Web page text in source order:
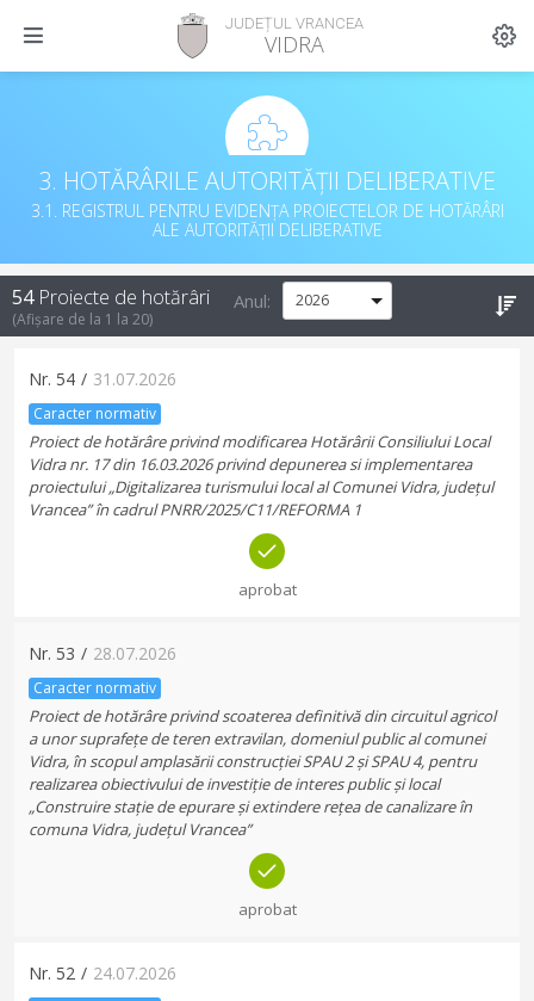
JUDEȚUL VRANCEA
VIDRA
3. HOTĂRÂRILE AUTORITĂȚII DELIBERATIVE
3.1. REGISTRUL PENTRU EVIDENȚA PROIECTELOR DE HOTĂRÂRI
ALE AUTORITĂȚII DELIBERATIVE
54 Proiecte de hotărâri
(Afișare de la 1 la 20)
Anul:
Nr. 54 / 31.07.2026
Caracter normativ
Proiect de hotărâre privind modificarea Hotărârii Consiliului Local
Vidra nr. 17 din 16.03.2026 privind depunerea si implementarea
proiectului „Digitalizarea turismului local al Comunei Vidra, județul
Vrancea” în cadrul PNRR/2025/C11/REFORMA 1
aprobat
Nr. 53 / 28.07.2026
Caracter normativ
Proiect de hotărâre privind scoaterea definitivă din circuitul agricol
a unor suprafețe de teren extravilan, domeniul public al comunei
Vidra, în scopul amplasării construcției SPAU 2 și SPAU 4, pentru
realizarea obiectivului de investiție de interes public și local
„Construire stație de epurare și extindere rețea de canalizare în
comuna Vidra, județul Vrancea”
aprobat
Nr. 52 / 24.07.2026